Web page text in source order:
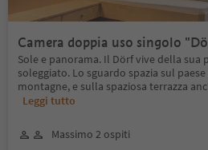
Camera doppia uso singolo
Sole e panorama. Il Dörf vive della sua
soleggiato. Lo sguardo spazia sul
montagne, e sulla spaziosa terrazza
Leggi tutto
Massimo 2 ospiti